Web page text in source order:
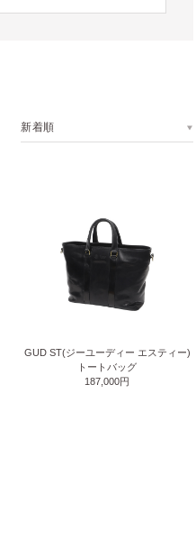
新着順
GUD ST(ジーユーディー エスティー)
トートバッグ
187,000円